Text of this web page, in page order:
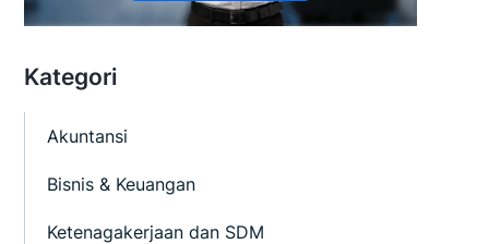
Kategori
Akuntansi
Bisnis & Keuangan
Ketenagakerjaan dan SDM